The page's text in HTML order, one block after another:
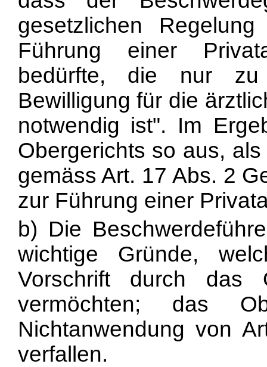
gesetzlichen
Führung einer
bedürfte, die nur
Bewilligung für die
notwendig ist". Im
Obergerichts so aus,
gemäss Art. 17 Abs. 2
zur Führung einer
b) Die
wichtige Gründe,
Vorschrift durch das
vermöchten; das
Nichtanwendung von
verfallen.